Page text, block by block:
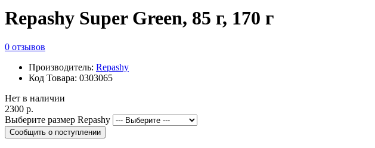
Repashy Super Green, 85 г, 170 г
0 отзывов
Производитель: Repashy
Код Товара: 0303065
Нет в наличии
2300 р.
Выберите размер Repashy
Сообщить о поступлении